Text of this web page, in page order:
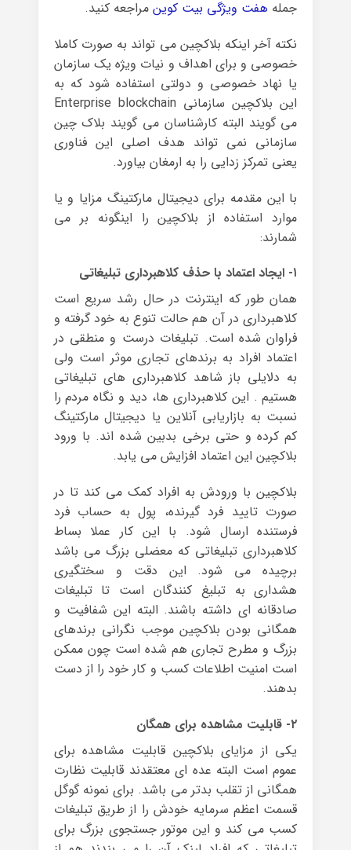
جمله هفت ویژگی بیت کوینمراجعه کنید.
نکته آخر اینکه بلاکچین می تواند به صورت کاملا
خصوصی و برای اهداف و نیات ویژه یک سازمان
یا نهاد خصوصی و دولتی استفاده شود که به
این بلاکچین سازمانی Enterprise blockchain
می گویند البته کارشناسان می گویند بلاک چین
سازمانی نمی تواند هدف اصلی این فناوری
یعنی تمرکز زدایی را به ارمغان بیاورد.
با این مقدمه برای دیجیتال مارکتینگ مزایا و یا
موارد استفاده از بلاکچین را اینگونه بر می
شمارند:
۱- ایجاد اعتماد با حذف کلاهبرداری تبلیغاتی
همان طور که اینترنت در حال رشد سریع است
کلاهبرداری در آن هم حالت تنوع به خود گرفته و
فراوان شده است. تبلیغات درست و منطقی در
اعتماد افراد به برندهای تجاری موثر است ولی
به دلایلی باز شاهد کلاهبرداری های تبلیغاتی
هستیم . این کلاهبرداری ها، دید و نگاه مردم را
نسبت به بازاریابی آنلاین یا دیجیتال مارکتینگ
کم کرده و حتی برخی بدبین شده اند. با ورود
بلاکچین این اعتماد افزایش می یابد.
بلاکچین با ورودش به افراد کمک می کند تا در
صورت تایید فرد گیرنده، پول به حساب فرد
فرستنده ارسال شود. با این کار عملا بساط
کلاهبرداری تبلیغاتی که معضلی بزرگ می باشد
برچیده می شود. این دقت و سختگیری
هشداری به تبلیغ کنندگان است تا تبلیغات
صادقانه ای داشته باشند. البته این شفافیت و
همگانی بودن بلاکچین موجب نگرانی برندهای
بزرگ و مطرح تجاری هم شده است چون ممکن
است امنیت اطلاعات کسب و کار خود را از دست
بدهند.
۲- قابلیت مشاهده برای همگان
یکی از مزایای بلاکچین قابلیت مشاهده برای
عموم است البته عده ای معتقدند قابلیت نظارت
همگانی از تقلب بدتر می باشد. برای نمونه گوگل
قسمت اعظم سرمایه خودش را از طریق تبلیغات
کسب می کند و این موتور جستجوی بزرگ برای